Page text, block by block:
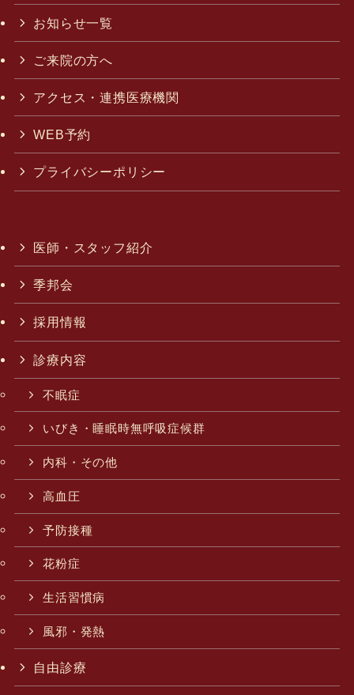
お知らせ一覧
ご来院の方へ
アクセス・連携医療機関
WEB予約
プライバシーポリシー
医師・スタッフ紹介
季邦会
採用情報
診療内容
不眠症
いびき・睡眠時無呼吸症候群
内科・その他
高血圧
予防接種
花粉症
生活習慣病
風邪・発熱
自由診療